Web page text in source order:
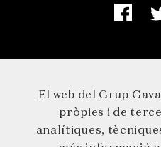
El web del Grup
pròpies i de
analítiques,